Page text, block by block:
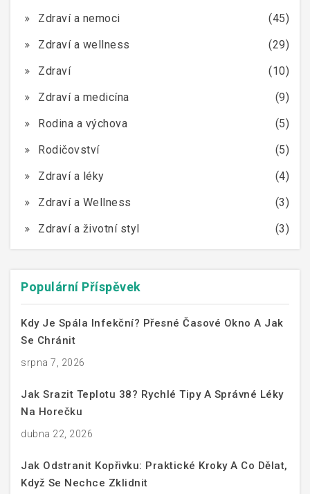
Zdraví a nemoci
(45)
Zdraví a wellness
(29)
Zdraví
(10)
Zdraví a medicína
(9)
Rodina a výchova
(5)
Rodičovství
(5)
Zdraví a léky
(4)
Zdraví a Wellness
(3)
Zdraví a životní styl
(3)
Populární Příspěvek
Kdy Je Spála Infekční? Přesné Časové Okno A Jak
Se Chránit
srpna 7, 2026
Jak Srazit Teplotu 38? Rychlé Tipy A Správné Léky
Na Horečku
dubna 22, 2026
Jak Odstranit Kopřivku: Praktické Kroky A Co Dělat,
Když Se Nechce Zklidnit